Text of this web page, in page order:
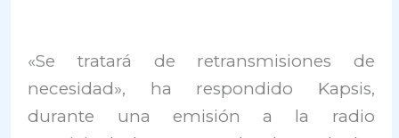
«Se tratará de retransmisiones de
necesidad», ha respondido Kapsis,
durante una emisión a la radio